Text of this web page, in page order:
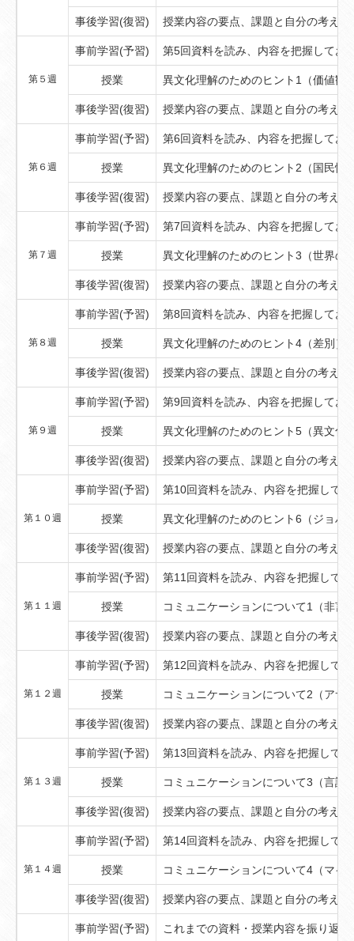
事後学習(復習) 授業内容の要点、課題と自分の考えを
第５週
事前学習(予習) 第5回資料を読み、内容を把握してお
授業 異文化理解のためのヒント1（価値観
事後学習(復習) 授業内容の要点、課題と自分の考えを
第６週
事前学習(予習) 第6回資料を読み、内容を把握してお
授業 異文化理解のためのヒント2（国民性
事後学習(復習) 授業内容の要点、課題と自分の考えを
第７週
事前学習(予習) 第7回資料を読み、内容を把握してお
授業 異文化理解のためのヒント3（世界の
事後学習(復習) 授業内容の要点、課題と自分の考えを
第８週
事前学習(予習) 第8回資料を読み、内容を把握してお
授業 異文化理解のためのヒント4（差別）
事後学習(復習) 授業内容の要点、課題と自分の考えを
第９週
事前学習(予習) 第9回資料を読み、内容を把握してお
授業 異文化理解のためのヒント5（異文化
事後学習(復習) 授業内容の要点、課題と自分の考えを
第１０週
事前学習(予習) 第10回資料を読み、内容を把握して
授業 異文化理解のためのヒント6（ジョハ
事後学習(復習) 授業内容の要点、課題と自分の考えを
第１１週
事前学習(予習) 第11回資料を読み、内容を把握して
授業 コミュニケーションについて1（非言
事後学習(復習) 授業内容の要点、課題と自分の考えを
第１２週
事前学習(予習) 第12回資料を読み、内容を把握して
授業 コミュニケーションについて2（アサ
事後学習(復習) 授業内容の要点、課題と自分の考えを
第１３週
事前学習(予習) 第13回資料を読み、内容を把握して
授業 コミュニケーションについて3（言語
事後学習(復習) 授業内容の要点、課題と自分の考えを
第１４週
事前学習(予習) 第14回資料を読み、内容を把握して
授業 コミュニケーションについて4（マイ
事後学習(復習) 授業内容の要点、課題と自分の考えを
事前学習(予習) これまでの資料・授業内容を振り返